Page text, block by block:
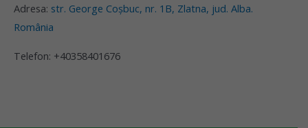
Adresa: str. George Coșbuc, nr. 1B, Zlatna, jud. Alba.
România
Telefon: +40358401676